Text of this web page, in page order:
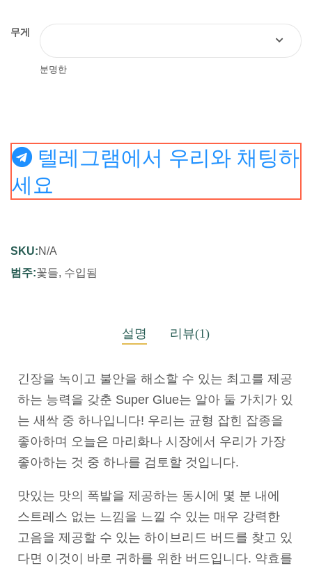
무게
분명한
텔레그램에서 우리와 채팅하
세요
SKU:N/A
범주:꽃들, 수입됨
설명 리뷰(1)
긴장을 녹이고 불안을 해소할 수 있는 최고를 제공
하는 능력을 갖춘 Super Glue는 알아 둘 가치가 있
는 새싹 중 하나입니다! 우리는 균형 잡힌 잡종을
좋아하며 오늘은 마리화나 시장에서 우리가 가장
좋아하는 것 중 하나를 검토할 것입니다.
맛있는 맛의 폭발을 제공하는 동시에 몇 분 내에
스트레스 없는 느낌을 느낄 수 있는 매우 강력한
고음을 제공할 수 있는 하이브리드 버드를 찾고 있
다면 이것이 바로 귀하를 위한 버드입니다. 약효를